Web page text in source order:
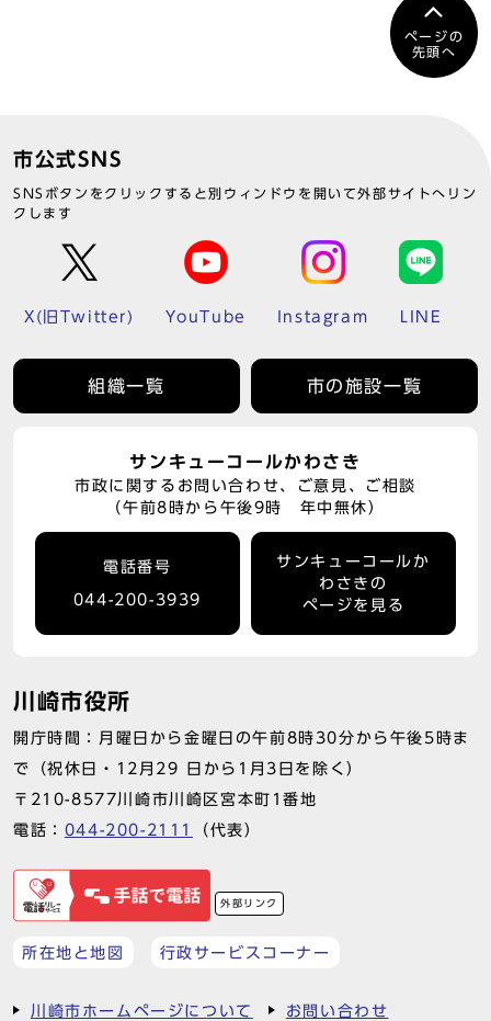
ページの
先頭へ
市公式SNS
SNSボタンをクリックすると別ウィンドウを開いて外部サイトへリン
クします
X(旧Twitter) YouTube Instagram LINE
組織一覧 市の施設一覧
サンキューコールかわさき
市政に関するお問い合わせ、ご意見、ご相談
（午前8時から午後9時 年中無休）
電話番号
044-200-3939
サンキューコールか
わさきの
ページを見る
川崎市役所
開庁時間：月曜日から金曜日の午前8時30分から午後5時ま
で（祝休日・12月29 日から1月3日を除く）
〒210-8577川崎市川崎区宮本町1番地
電話： 044-200-2111 （代表）
外部リンク
所在地と地図 行政サービスコーナー
川崎市ホームページについて お問い合わせ